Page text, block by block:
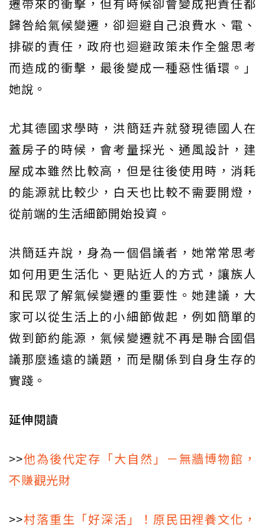
歸咎給氣候變遷，卻迴避自己浪費水、電、
排碳的責任，政府也迴避政策未作全盤思考
而造成的衝擊，最後變成一種惡性循環。」
她說。
尤其德國求學時，洪簡廷卉就發現德國人在
蓋房子的時候，會考量採光、通風設計，建
屋成本雖然比較高，但是往後使用時，消耗
的能源就比較少，白天也比較不需要開燈，
從前端的生活細節開始投資。
洪簡廷卉說，身為一個倡議者，她常常思考
如何用更生活化、更貼近人的方式，讓族人
和民眾了解氣候變遷的重要性。她建議，大
家可以從生活上的小細節做起，例如簡單的
做到節約能源，氣候變遷就不再是聯合國倡
議那麼遙遠的議題，而是關係到自身生存的
實踐。
延伸閱讀
>>他為後代定存「大自然」－無牆博物館，
不賺觀光財
>>村落重生「好深活」！原民田裡養文化，